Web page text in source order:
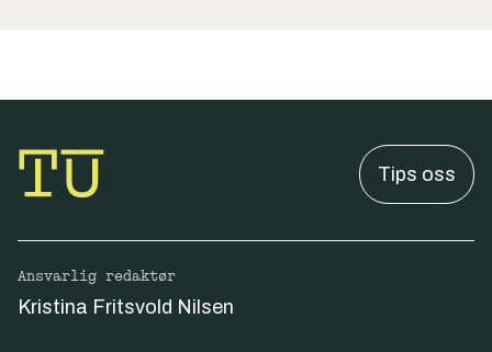
Tips oss
Ansvarlig redaktør
Kristina Fritsvold Nilsen